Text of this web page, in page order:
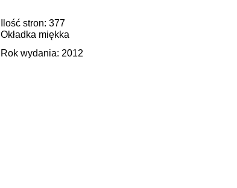
Ilość stron: 377
Okładka miękka
Rok wydania: 2012